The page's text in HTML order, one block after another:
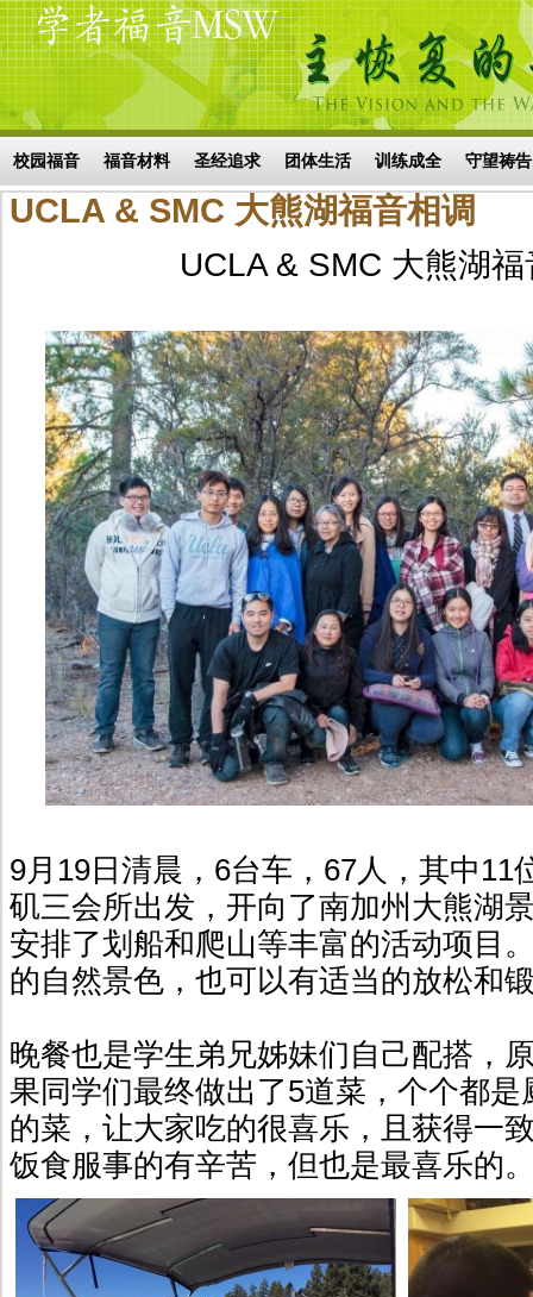
Skip to main content
搜索表单
校园福音 福音材料 圣经追求 团体生活 训练成全 守望祷告
UCLA & SMC 大熊湖福音相调
UCLA & SMC 大熊湖
9月19日清晨，6台车，67人，其中11
矶三会所出发，开向了南加州大熊湖
安排了划船和爬山等丰富的活动项目
的自然景色，也可以有适当的放松和
晚餐也是学生弟兄姊妹们自己配搭，
果同学们最终做出了5道菜，个个都
的菜，让大家吃的很喜乐，且获得一
饭食服事的有辛苦，但也是最喜乐的